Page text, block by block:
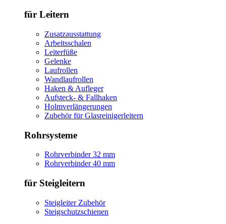
für Leitern
Zusatzausstattung
Arbeitsschalen
Leiterfüße
Gelenke
Laufrollen
Wandlaufrollen
Haken & Aufleger
Aufsteck- & Fallhaken
Holmverlängerungen
Zubehör für Glasreinigerleitern
Rohrsysteme
Rohrverbinder 32 mm
Rohrverbinder 40 mm
für Steigleitern
Steigleiter Zubehör
Steigschutzschienen